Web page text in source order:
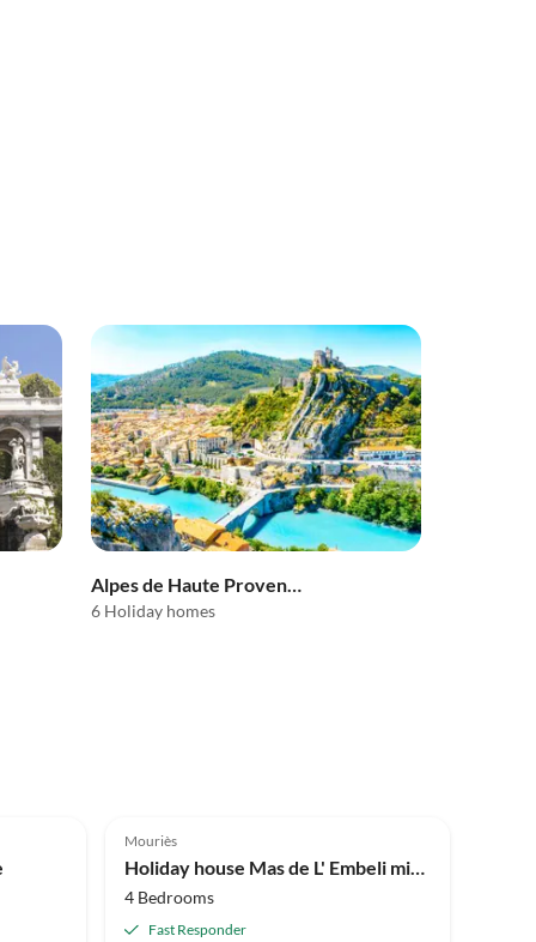
6 Holiday homes
Mouriès
4 Bedrooms
Fast Responder